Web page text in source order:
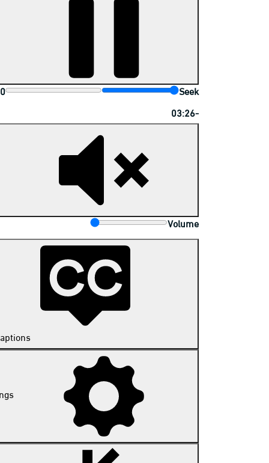
Seek
-03:26
Volume